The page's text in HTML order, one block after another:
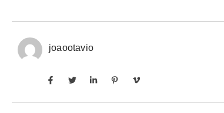
joaootavio